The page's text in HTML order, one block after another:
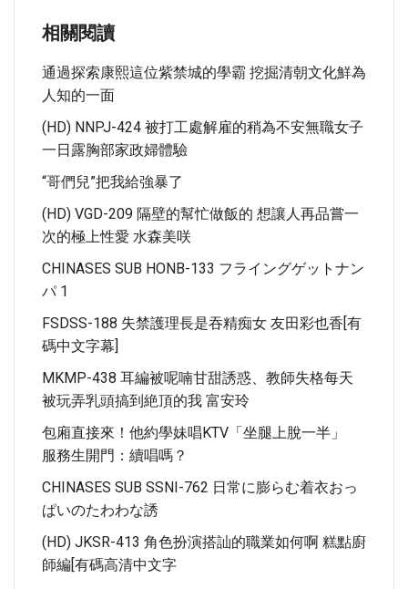
相關閱讀
通過探索康熙這位紫禁城的學霸 挖掘清朝文化鮮為
人知的一面
(HD) NNPJ-424 被打工處解雇的稍為不安無職女子
一日露胸部家政婦體驗
“哥們兒”把我給強暴了
(HD) VGD-209 隔壁的幫忙做飯的 想讓人再品嘗一
次的極上性愛 水森美咲
CHINASES SUB HONB-133 フライングゲットナン
パ 1
FSDSS-188 失禁護理長是吞精痴女 友田彩也香[有
碼中文字幕]
MKMP-438 耳編被呢喃甘甜誘惑、教師失格每天
被玩弄乳頭搞到絶頂的我 富安玲
包廂直接來！他約學妹唱KTV「坐腿上脫一半」
服務生開門：續唱嗎？
CHINASES SUB SSNI-762 日常に膨らむ着衣おっ
ぱいのたわわな誘
(HD) JKSR-413 角色扮演搭訕的職業如何啊 糕點廚
師編[有碼高清中文字